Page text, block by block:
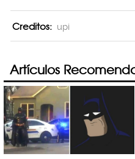
Creditos: upi
Artículos